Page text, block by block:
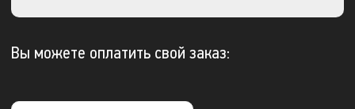
Вы можете оплатить свой заказ: